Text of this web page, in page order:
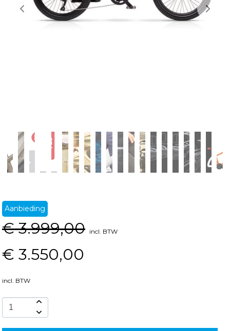
Aanbieding
€ 3.999,00 incl. BTW
€ 3.550,00
incl. BTW